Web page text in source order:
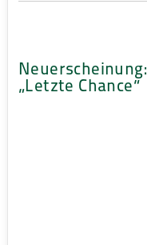
Neuerscheinung:
„Letzte Chance“